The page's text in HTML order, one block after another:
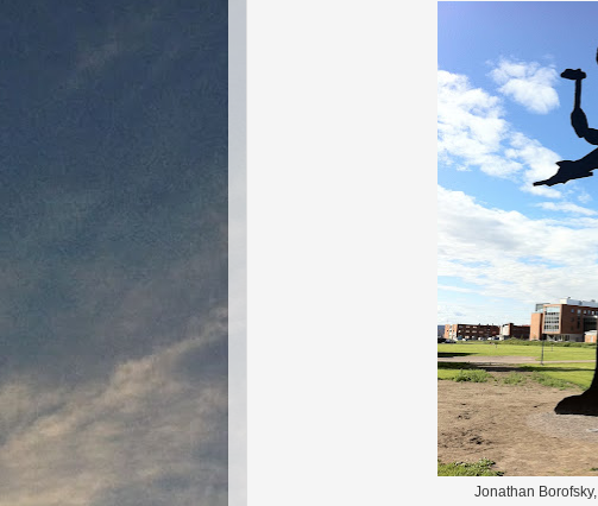
Jonathan Borofsky,